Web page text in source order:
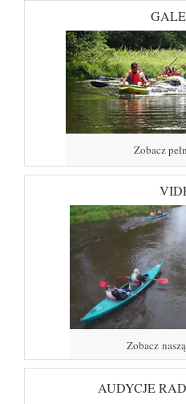
Zobacz
Zobacz
AUDYCJE